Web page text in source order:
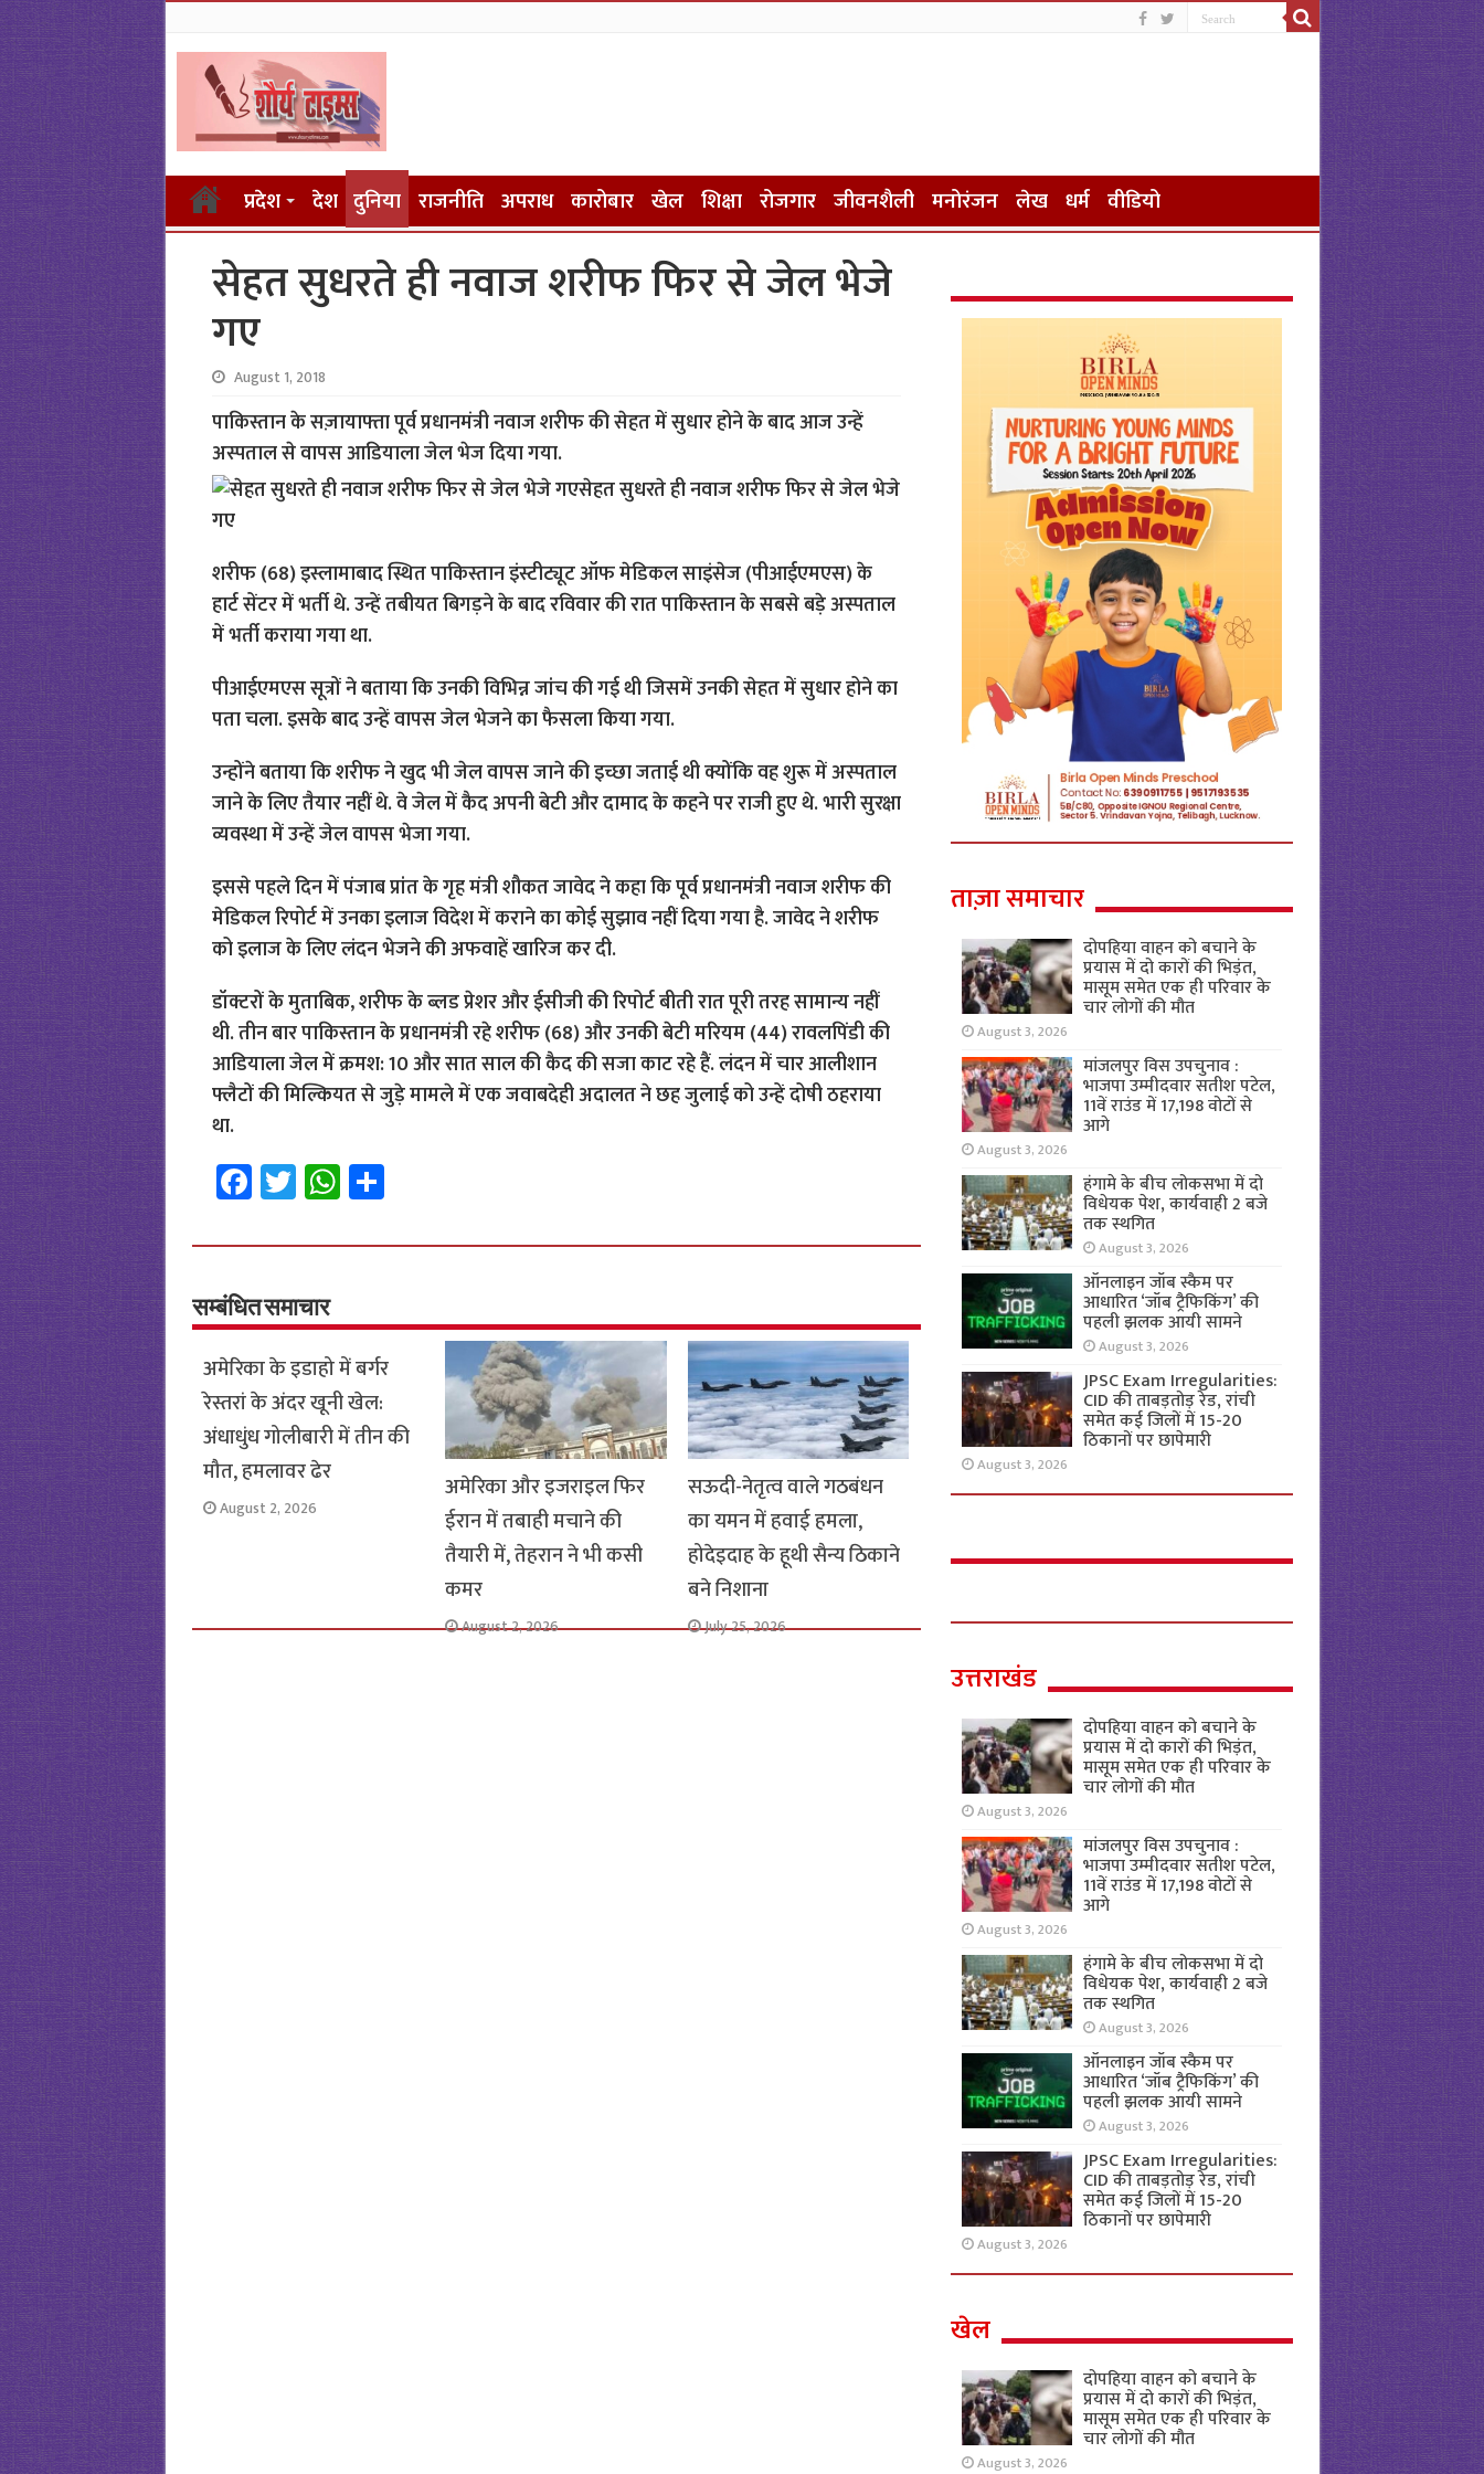
प्रदेश देश दुनिया राजनीति अपराध कारोबार खेल शिक्षा रोजगार जीवनशैली मनोरंजन लेख धर्म वीडियो
सेहत सुधरते ही नवाज शरीफ फिर से जेल भेजे
गए
August 1, 2018
पाकिस्तान के सज़ायाफ्ता पूर्व प्रधानमंत्री नवाज शरीफ की सेहत में सुधार होने के बाद आज उन्हें
अस्पताल से वापस आडियाला जेल भेज दिया गया.
शरीफ (68) इस्लामाबाद स्थित पाकिस्तान इंस्टीट्यूट ऑफ मेडिकल साइंसेज (पीआईएमएस) के
हार्ट सेंटर में भर्ती थे. उन्हें तबीयत बिगड़ने के बाद रविवार की रात पाकिस्तान के सबसे बड़े अस्पताल
में भर्ती कराया गया था.
पीआईएमएस सूत्रों ने बताया कि उनकी विभिन्न जांच की गई थी जिसमें उनकी सेहत में सुधार होने का
पता चला. इसके बाद उन्हें वापस जेल भेजने का फैसला किया गया.
उन्होंने बताया कि शरीफ ने खुद भी जेल वापस जाने की इच्छा जताई थी क्योंकि वह शुरू में अस्पताल
जाने के लिए तैयार नहीं थे. वे जेल में कैद अपनी बेटी और दामाद के कहने पर राजी हुए थे. भारी सुरक्षा
व्यवस्था में उन्हें जेल वापस भेजा गया.
इससे पहले दिन में पंजाब प्रांत के गृह मंत्री शौकत जावेद ने कहा कि पूर्व प्रधानमंत्री नवाज शरीफ की
मेडिकल रिपोर्ट में उनका इलाज विदेश में कराने का कोई सुझाव नहीं दिया गया है. जावेद ने शरीफ
को इलाज के लिए लंदन भेजने की अफवाहें खारिज कर दी.
डॉक्टरों के मुताबिक, शरीफ के ब्लड प्रेशर और ईसीजी की रिपोर्ट बीती रात पूरी तरह सामान्य नहीं
थी. तीन बार पाकिस्तान के प्रधानमंत्री रहे शरीफ (68) और उनकी बेटी मरियम (44) रावलपिंडी की
आडियाला जेल में क्रमश: 10 और सात साल की कैद की सजा काट रहे हैं. लंदन में चार आलीशान
फ्लैटों की मिल्कियत से जुड़े मामले में एक जवाबदेही अदालत ने छह जुलाई को उन्हें दोषी ठहराया
था.
Fa
ce
b
o
o
k
T
wi
tt
er
W
h
at
p
p
S
h
ar
सम्बंधित समाचार
अमेरिका के इडाहो में बर्गर
रेस्तरां के अंदर खूनी खेल:
अंधाधुंध गोलीबारी में तीन की
मौत, हमलावर ढेर
August 2, 2026
अमेरिका और इजराइल फिर
ईरान में तबाही मचाने की
तैयारी में, तेहरान ने भी कसी
कमर
August 2, 2026
सऊदी-नेतृत्व वाले गठबंधन
का यमन में हवाई हमला,
होदेइदाह के हूथी सैन्य ठिकाने
बने निशाना
July 25, 2026
ताज़ा समाचार
दोपहिया वाहन को बचाने के
प्रयास में दो कारों की भिड़ंत,
मासूम समेत एक ही परिवार के
चार लोगों की मौत
August 3, 2026
मांजलपुर विस उपचुनाव :
भाजपा उम्मीदवार सतीश पटेल,
11वें राउंड में 17,198 वोटों से
आगे
August 3, 2026
हंगामे के बीच लोकसभा में दो
विधेयक पेश, कार्यवाही 2 बजे
तक स्थगित
August 3, 2026
ऑनलाइन जॉब स्कैम पर
आधारित ‘जॉब ट्रैफिकिंग’ की
पहली झलक आयी सामने
August 3, 2026
JPSC Exam Irregularities:
CID की ताबड़तोड़ रेड, रांची
समेत कई जिलों में 15-20
ठिकानों पर छापेमारी
August 3, 2026
उत्तराखंड
दोपहिया वाहन को बचाने के
प्रयास में दो कारों की भिड़ंत,
मासूम समेत एक ही परिवार के
चार लोगों की मौत
August 3, 2026
मांजलपुर विस उपचुनाव :
भाजपा उम्मीदवार सतीश पटेल,
11वें राउंड में 17,198 वोटों से
आगे
August 3, 2026
हंगामे के बीच लोकसभा में दो
विधेयक पेश, कार्यवाही 2 बजे
तक स्थगित
August 3, 2026
ऑनलाइन जॉब स्कैम पर
आधारित ‘जॉब ट्रैफिकिंग’ की
पहली झलक आयी सामने
August 3, 2026
JPSC Exam Irregularities:
CID की ताबड़तोड़ रेड, रांची
समेत कई जिलों में 15-20
ठिकानों पर छापेमारी
August 3, 2026
खेल
दोपहिया वाहन को बचाने के
प्रयास में दो कारों की भिड़ंत,
मासूम समेत एक ही परिवार के
चार लोगों की मौत
August 3, 2026